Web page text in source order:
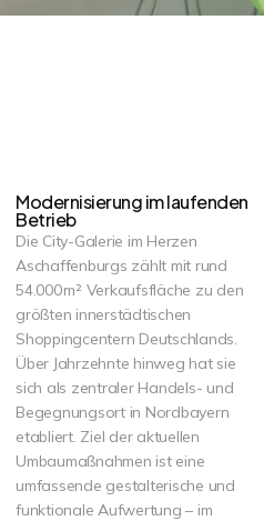
Modernisierung im laufenden
Betrieb
Die City-Galerie im Herzen
Aschaffenburgs zählt mit rund
54.000 m² Verkaufsfläche zu den
größten innerstädtischen
Shoppingcentern Deutschlands.
Über Jahrzehnte hinweg hat sie
sich als zentraler Handels- und
Begegnungsort in Nordbayern
etabliert. Ziel der aktuellen
Umbaumaßnahmen ist eine
umfassende gestalterische und
funktionale Aufwertung – im